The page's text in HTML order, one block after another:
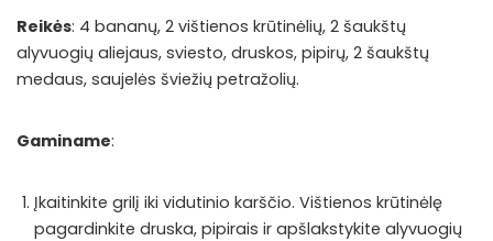
Reikės: 4 bananų, 2 vištienos krūtinėlių, 2 šaukštų
alyvuogių aliejaus, sviesto, druskos, pipirų, 2 šaukštų
medaus, saujelės šviežių petražolių.
Gaminame:
Įkaitinkite grilį iki vidutinio karščio. Vištienos krūtinėlę
pagardinkite druska, pipirais ir apšlakstykite alyvuogių